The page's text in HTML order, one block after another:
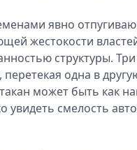
явно
жестокости
структуры.
одна в
может быть как
увидеть смелость